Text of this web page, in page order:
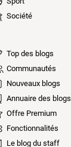
Société
Top des blogs
Communautés
Nouveaux blogs
Annuaire des blogs
Offre Premium
Fonctionnalités
Le blog du staff